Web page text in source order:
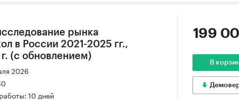
рынка
в России 2021-2025 гг.,
(с обновлением)
2026
10 дней
199
В